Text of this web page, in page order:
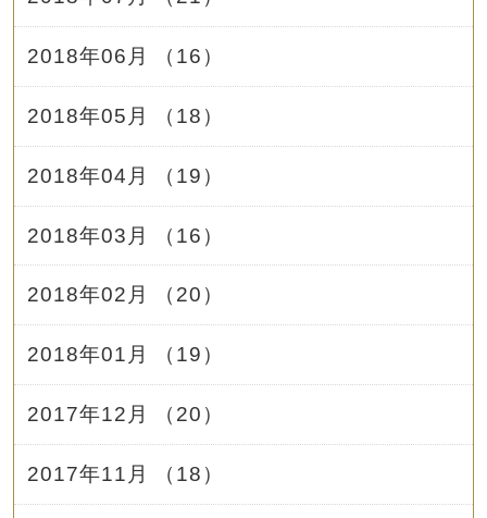
2018年06月 （16）
2018年05月 （18）
2018年04月 （19）
2018年03月 （16）
2018年02月 （20）
2018年01月 （19）
2017年12月 （20）
2017年11月 （18）